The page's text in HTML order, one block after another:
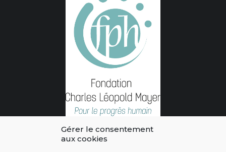
Gérer le consentement
aux cookies